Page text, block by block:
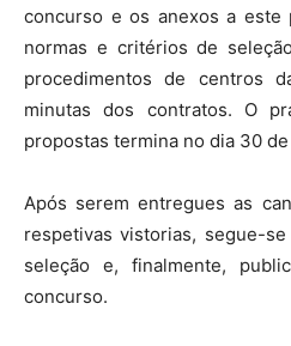
concurso e os anexos a este
normas e critérios de
procedimentos de centros
minutas dos contratos. O
propostas termina no dia 30
Após serem entregues as
respetivas vistorias, segue-
seleção e, finalmente,
concurso.